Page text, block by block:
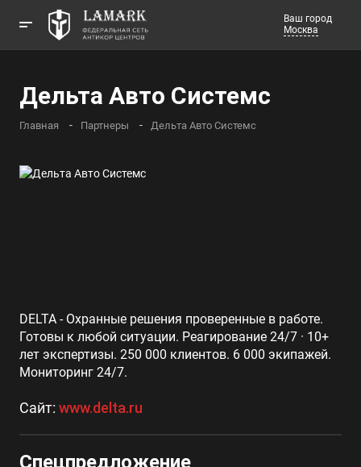
Ваш город
Москва
Дельта Авто Системс
Главная Партнеры Дельта Авто Системс
DELTA - Охранные решения проверенные в работе.
Готовы к любой ситуации. Реагирование 24/7 · 10+
лет экспертизы. 250 000 клиентов. 6 000 экипажей.
Мониторинг 24/7.
Сайт: www.delta.ru
Спецпредложение
Телефоны